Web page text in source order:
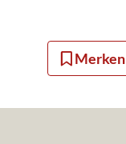
Merken